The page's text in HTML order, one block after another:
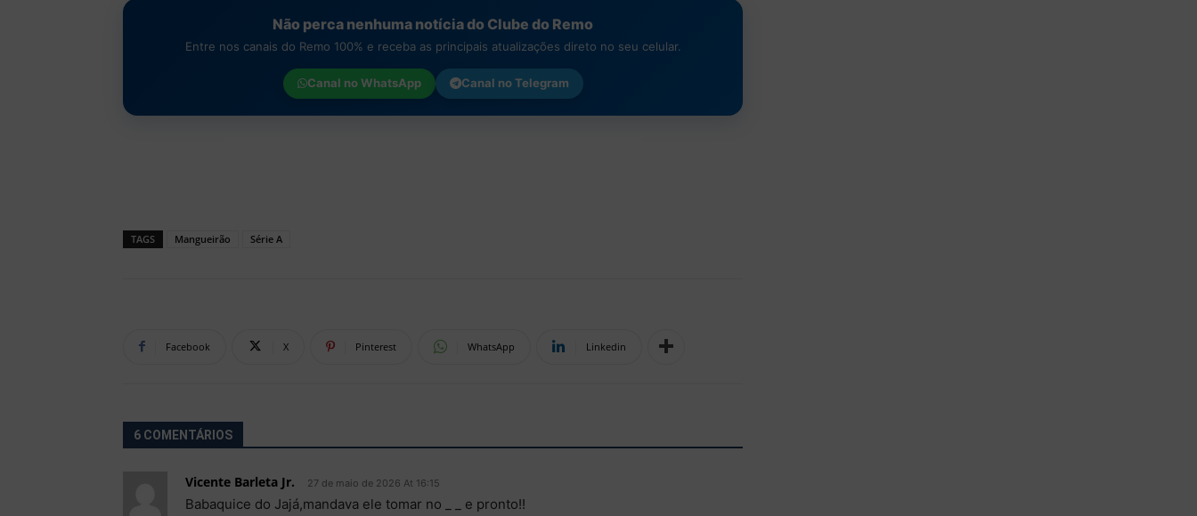
Não perca nenhuma notícia do Clube do Remo
Entre nos canais do Remo 100% e receba as principais atualizações direto no seu celular.
Canal noWhatsApp Canal noTelegram
TAGS Mangueirão Série A
Facebook X Pinterest WhatsApp Linkedin
6 COMENTÁRIOS
Vicente Barleta Jr. 27 de maio de 2026 At 16:15
Babaquice do Jajá,mandava ele tomar no _ _ e pronto!!